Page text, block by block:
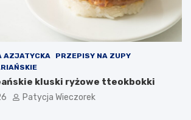
AZJATYCKA
PRZEPISY NA ZUPY
kluski ryżowe tteokbokki
Patycja Wieczorek